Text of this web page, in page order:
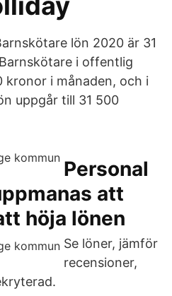
lön 2020 är 31
i offentlig
kronor i månaden, och i
uppgår till 31 500
Personal
att
höja lönen
Se löner, jämför
recensioner,